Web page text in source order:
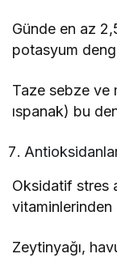
Günde en az
potasyum
Taze sebze ve
ıspanak) bu
Oksidatif stres
vitaminlerinden
Zeytinyağı,